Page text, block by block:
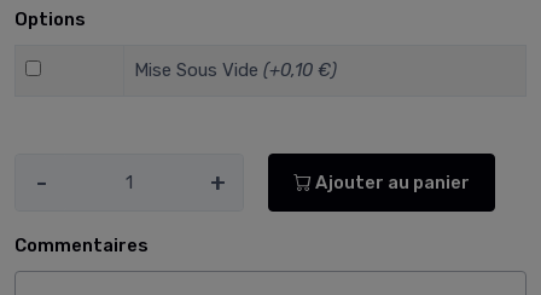
Options
Mise Sous Vide (+0,10 €)
- + Ajouter au panier
Commentaires